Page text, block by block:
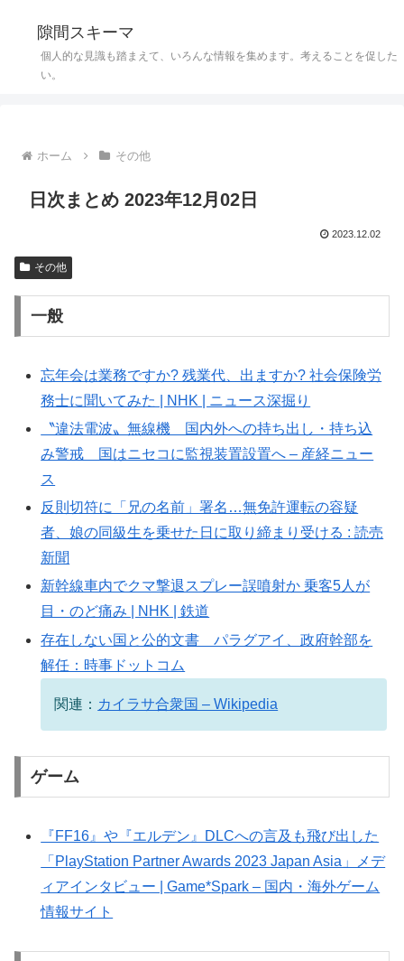
隙間スキーマ
個人的な見識も踏まえて、いろんな情報を集めます。考えることを促した
い。
ホーム その他
日次まとめ 2023年12月02日
2023.12.02
その他
一般
忘年会は業務ですか? 残業代、出ますか? 社会保険労
務士に聞いてみた | NHK | ニュース深掘り
〝違法電波〟無線機 国内外への持ち出し・持ち込
み警戒 国はニセコに監視装置設置へ – 産経ニュー
ス
反則切符に「兄の名前」署名…無免許運転の容疑
者、娘の同級生を乗せた日に取り締まり受ける : 読売
新聞
新幹線車内でクマ撃退スプレー誤噴射か 乗客5人が
目・のど痛み | NHK | 鉄道
存在しない国と公的文書 パラグアイ、政府幹部を
解任：時事ドットコム
関連： カイラサ合衆国 – Wikipedia
ゲーム
『FF16』や『エルデン』DLCへの言及も飛び出した
「PlayStation Partner Awards 2023 Japan Asia」メデ
ィアインタビュー | Game*Spark – 国内・海外ゲーム
情報サイト